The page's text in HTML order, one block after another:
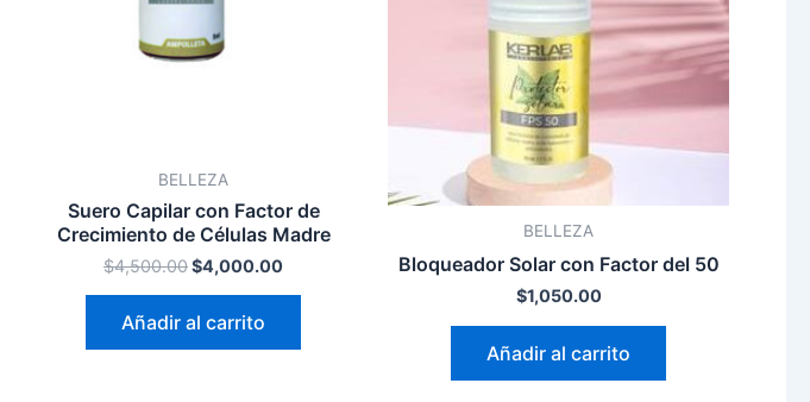
BELLEZA
Suero Capilar con Factor de
Crecimiento de Células Madre
$4,500.00$4,000.00
Añadir al carrito
BELLEZA
Bloqueador Solar con Factor del 50
$1,050.00
Añadir al carrito